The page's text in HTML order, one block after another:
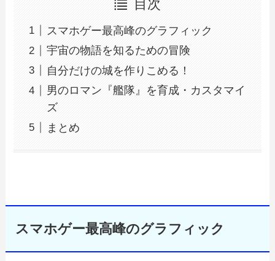
目次
スマホゲー最高峰のグラフィック
宇宙の物語を知るための冒険
自分だけの城を作りこめる！
男のロマン『艦隊』を育成・カスタマイ
ズ
まとめ
スマホゲー最高峰のグラフィック